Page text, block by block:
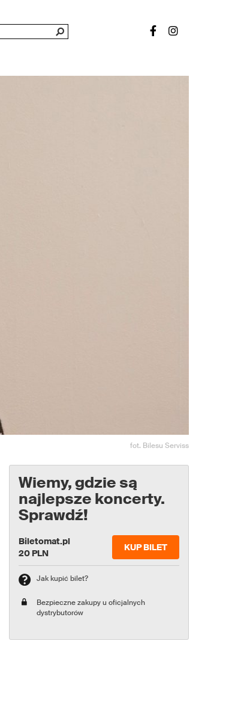
fot. Bilesu Serviss
Wiemy, gdzie są
najlepsze koncerty.
Sprawdź!
Biletomat.pl
20 PLN
KUP BILET
Jak kupić bilet?
Bezpieczne zakupy u oficjalnych
dystrybutorów